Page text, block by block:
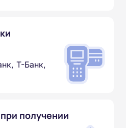
Т-Банк,
получении